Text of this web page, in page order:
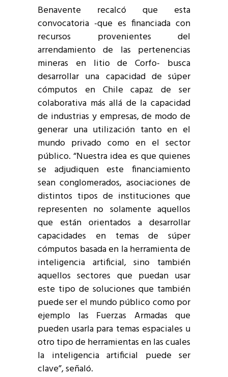
Benavente recalcó que esta
convocatoria -que es financiada con
recursos provenientes del
arrendamiento de las pertenencias
mineras en litio de Corfo- busca
desarrollar una capacidad de súper
cómputos en Chile capaz de ser
colaborativa más allá de la capacidad
de industrias y empresas, de modo de
generar una utilización tanto en el
mundo privado como en el sector
público. “Nuestra idea es que quienes
se adjudiquen este financiamiento
sean conglomerados, asociaciones de
distintos tipos de instituciones que
representen no solamente aquellos
que están orientados a desarrollar
capacidades en temas de súper
cómputos basada en la herramienta de
inteligencia artificial, sino también
aquellos sectores que puedan usar
este tipo de soluciones que también
puede ser el mundo público como por
ejemplo las Fuerzas Armadas que
pueden usarla para temas espaciales u
otro tipo de herramientas en las cuales
la inteligencia artificial puede ser
clave”, señaló.